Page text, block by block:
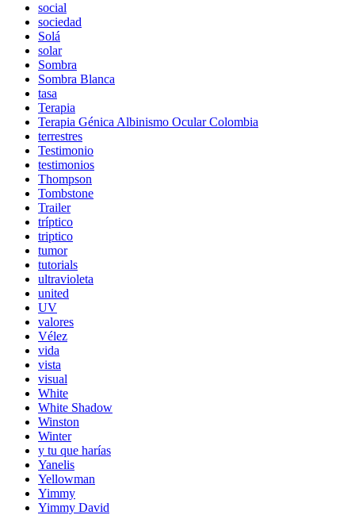
social
sociedad
Solá
solar
Sombra
Sombra Blanca
tasa
Terapia
Terapia Génica Albinismo Ocular Colombia
terrestres
Testimonio
testimonios
Thompson
Tombstone
Trailer
tríptico
triptico
tumor
tutorials
ultravioleta
united
UV
valores
Vélez
vida
vista
visual
White
White Shadow
Winston
Winter
y tu que harías
Yanelis
Yellowman
Yimmy
Yimmy David